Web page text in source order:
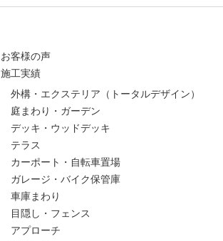
お客様の声
施工実績
外構・エクステリア（トータルデザイン）
庭まわり・ガーデン
デッキ・ウッドデッキ
テラス
カーポート・自転車置場
ガレージ・バイク保管庫
車庫まわり
目隠し・フェンス
アプローチ